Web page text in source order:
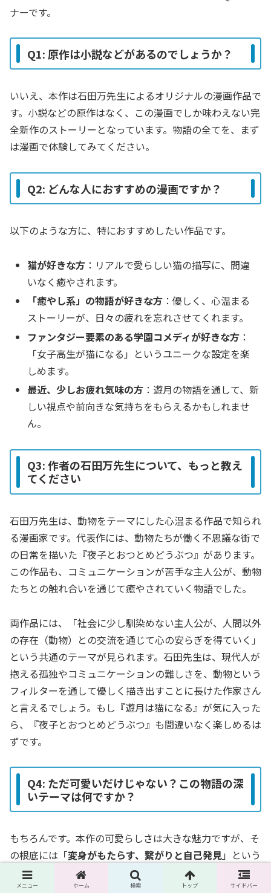
ナーです。
Q1: 原作は小説などがあるのでしょうか？
いいえ、本作は石田万先生によるオリジナルの漫画作品で
す。小説などの原作はなく、この漫画でしか味わえない完
全新作のストーリーとなっています。物語の全てを、まず
は漫画で体験してみてください。
Q2: どんな人におすすめの漫画ですか？
以下のような方に、特におすすめしたい作品です。
猫が好きな方 ：リアルで愛らしい猫の描写に、間違
いなく癒やされます。
「癒やし系」の物語が好きな方 ：優しく、心温まる
ストーリーが、日々の疲れを忘れさせてくれます。
ファンタジー要素のある学園コメディが好きな方 ：
「女子高生が猫になる」というユニークな設定を楽
しめます。
最近、少しお疲れ気味の方 ：遊月の物語を通して、新
しい視点や前向きな気持ちをもらえるかもしれませ
ん。
Q3: 作者の石田万先生について、もっと教え
てください
石田万先生は、動物をテーマにした心温まる作品で知られ
る漫画家です。代表作には、動物たちが働く不思議な街で
の日常を描いた『夜子とおつとめどうぶつ』があります。
この作品も、コミュニケーションが苦手な主人公が、動物
たちとの触れ合いを通じて癒やされていく物語でした。
両作品には、「社会に少し馴染めない主人公が、人間以外
の存在（動物）との交流を通じて心の安らぎを得ていく」
という共通のテーマが見られます。石田先生は、現代人が
抱える孤独やコミュニケーションの難しさを、動物という
フィルターを通して優しく描き出すことに長けた作家さん
と言えるでしょう。もし『遊月は猫になる』が気に入った
ら、『夜子とおつとめどうぶつ』も間違いなく楽しめるは
ずです。
Q4: ただ可愛いだけじゃない？この物語の深
いテーマは何ですか？
もちろんです。本作の可愛らしさは大きな魅力ですが、そ
の根底には「変身がもたらす、繋がりと自己発見」という
深いテーマが流れています。
メニュー ホーム 検索 トップ サイドバー